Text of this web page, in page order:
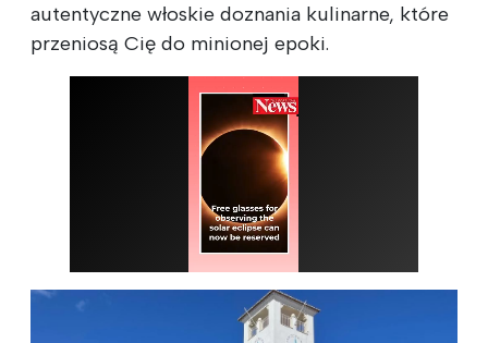
autentyczne włoskie doznania kulinarne, które
przeniosą Cię do minionej epoki.